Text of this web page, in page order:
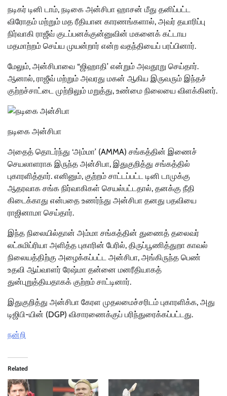
நடிகர் டினி டாம், நடிகை அன்சிபா ஹாசன் மீது தனிப்பட்ட
விரோதம் மற்றும் மத ரீதியான காரணங்களால், அவர் தயாரிப்பு
நிர்வாகி ராஜீவ் குடப்பனக்குன்னுவின் மகனைக் கட்டாய
மதமாற்றம் செய்ய முயன்றார் என்ற வதந்தியைப் பரப்பினார்.
மேலும், அன்சிபாவை “ஜிஹாதி’ என்றும் அவதூறு செய்தார்.
ஆனால், ராஜீவ் மற்றும் அவரது மகன் ஆகிய இருவரும் இந்தச்
குற்றச்சாட்டை முற்றிலும் மறுத்து, உண்மை நிலையை விளக்கினர்.
நடிகை அன்சிபா
அதைத் தொடர்ந்து ‘அம்மா’ (AMMA) சங்கத்தின் இணைச்
செயலாளராக இருந்த அன்சிபா, இதுகுறித்து சங்கத்தில்
புகாரளித்தார். எனினும், குற்றம் சாட்டப்பட்ட டினி டாமுக்கு
ஆதரவாக சங்க நிர்வாகிகள் செயல்பட்டதால், தனக்கு நீதி
கிடைக்காது என்பதை உணர்ந்து அன்சிபா தனது பதவியை
ராஜினாமா செய்தார்.
இந்த நிலையில்தான் அம்மா சங்கத்தின் துணைத் தலைவர்
லட்சுமிப்ரியா அளித்த புகாரின் பேரில், திருப்பூணித்துறா காவல்
நிலையத்திற்கு அழைக்கப்பட்ட அன்சிபா, அங்கிருந்த பெண்
உதவி ஆய்வாளர் ரேஷ்மா தன்னை மனரீதியாகத்
துன்புறுத்தியதாகக் குற்றம் சாட்டினார்.
இதுகுறித்து அன்சிபா கேரள முதலமைச்சரிடம் புகாரளிக்க, அது
டிஜிபி-யின் (DGP) விசாரணைக்குப் பரிந்துரைக்கப்பட்டது.
நன்றி
Related